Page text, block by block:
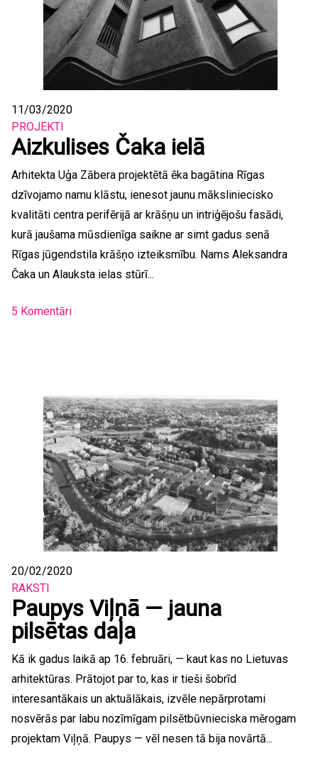
11/03/2020
PROJEKTI
Aizkulises Čaka ielā
Arhitekta Uģa Zābera projektētā ēka bagātina Rīgas
dzīvojamo namu klāstu, ienesot jaunu māksliniecisko
kvalitāti centra perifērijā ar krāšņu un intriģējošu fasādi,
kurā jaušama mūsdienīga saikne ar simt gadus senā
Rīgas jūgendstila krāšņo izteiksmību. Nams Aleksandra
Čaka un Alauksta ielas stūrī...
5 Komentāri
20/02/2020
RAKSTI
Paupys Viļņā — jauna
pilsētas daļa
Kā ik gadus laikā ap 16. februāri, — kaut kas no Lietuvas
arhitektūras. Prātojot par to, kas ir tieši šobrīd
interesantākais un aktuālākais, izvēle nepārprotami
nosvērās par labu nozīmīgam pilsētbūvnieciska mērogam
projektam Viļņā. Paupys — vēl nesen tā bija novārtā...